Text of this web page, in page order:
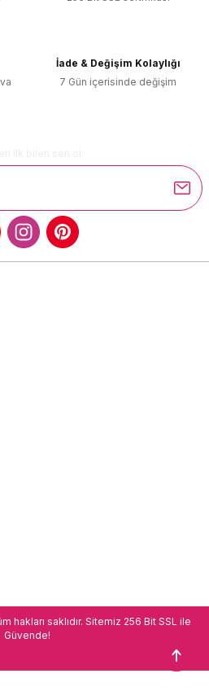
daha pahalı.
olmalı.
İade & Değişim Kolaylığı
7 Gün içerisinde değişim
hakları saklıdır. Sitemiz 256 Bit SSL ile
Güvende!